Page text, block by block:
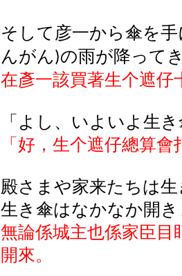
そして彦一から傘を
んがん )の雨が降って
在彥一該買著生个遮仔
「よし、いよいよ生
「好，生个遮仔總算
殿さまや家来たちは
生き傘はなかなか開
無論係城主也係家臣目
開來。